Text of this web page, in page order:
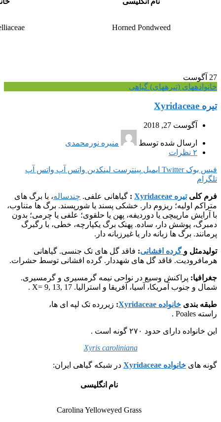
Horned Pondweed
27 آگوست
خانواده‎های (تیره‎های) گیاهی
تیره Xyridaceae
آگوست 27, 2018
ارسال شده توسط
منیره نورمحمدی
۲ نظرات
فیس بوک Twitter ایمیل پینترست لینکدین واتس آپ واتس آپ
تلگرام
فرم کلیتیره Xyridaceae : گیاهانی علفی. چندساله، با برگ های
متراکم اولیه؛ ریزوم دار. خشکی پسند یا شورپسند. برگ ها متناوب،
با آرایش مارپیچی یا دوردیفه، پهن یا حلقوی؛ علفی یا چرمی؛ بدون
دمبرگ، پوشش دار، ساده. پهنک برگ یکپارچه، خطی، با رگبرگ
پرمانند. برگ ها زبانه دار یا غیرزبانه دار.
تولیدمثل و گرده افشانی: فاقد گل های تک جنسی. گیاهانی
هرمافرودیت. فاقد گل های شهددار. گرده افشانی توسط حشرات.
جغرافیا: پراکنش وسیع در نواحی نیمه گرمسیری و گرمسیری.
شمال و جنوب آمریکا، آسیا، آفریقا و استرالیا. X= 9, 13, 17 .
طبقه بندی خانواده Xyridaceae : زیررده تک لپه ای ها،
راسته Poales .
این خانواده دارای حدود ۲۷۰ گونه است .
Xyris caroliniana
گونه های خانواده Xyridaceae در شبکه گیاهی ایران:
نام انگلیسی
Carolina Yelloweyed Grass